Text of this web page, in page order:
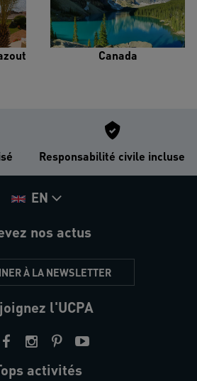
Canada
Responsabilité civile incluse
EN
nos actus
À LA NEWSLETTER
l'UCPA
activités